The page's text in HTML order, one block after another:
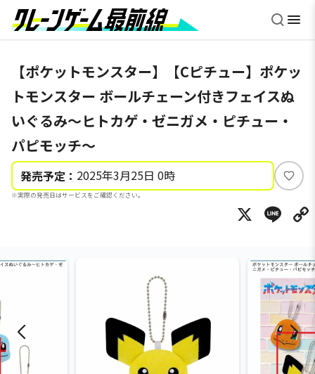
【ポケットモンスター】【Cピチュー】ポケッ
トモンスター ボールチェーン付きフェイスぬ
いぐるみ～ヒトカゲ・ゼニガメ・ピチュー・
パピモッチ～
発売予定： 2025年3月25日 0時
※実際の発売日はサービスをご確認ください。
い
ね
X